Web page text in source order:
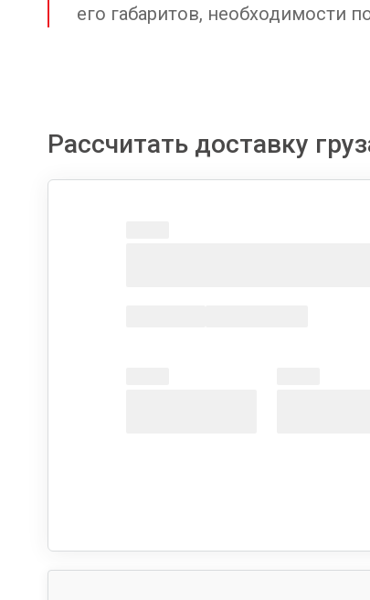
его габаритов, необходимости
Рассчитать доставку